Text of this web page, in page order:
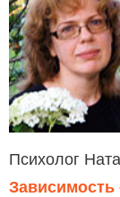
Психолог